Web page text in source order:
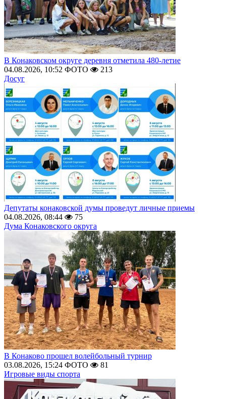
В Конаковском округе деревня отметила 480-летие
04.08.2026, 10:52 ФОТО
213
Досуг
Депутаты конаковской думы проведут личные приемы
04.08.2026, 08:44
75
Дума Конаковского округа
В Конаково прошел волейбольный турнир
03.08.2026, 15:24 ФОТО
81
Игровые виды спорта